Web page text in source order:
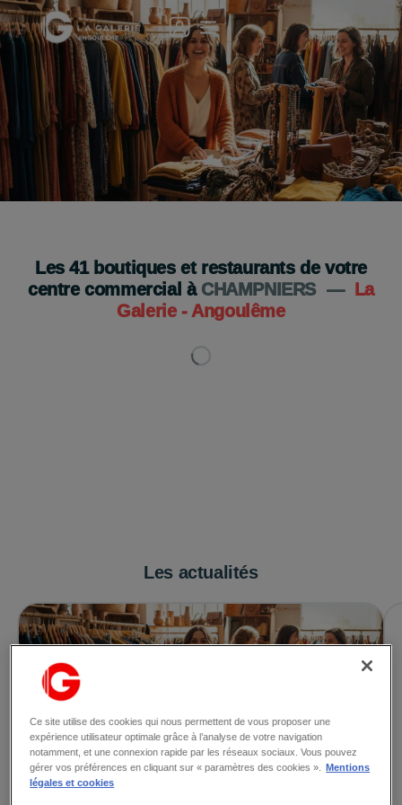
Je découvre
Les41boutiques et restaurants de votre
centre commercial à CHAMPNIERS —
La
Galerie - Angoulême
Les actualités
Ce site utilise des cookies qui nous permettent de vous proposer une
expérience utilisateur optimale grâce à l’analyse de votre navigation
notamment, et une connexion rapide par les réseaux sociaux. Vous pouvez
gérer vos préférences en cliquant sur « paramètres des cookies ».
Mentions
légales et cookies